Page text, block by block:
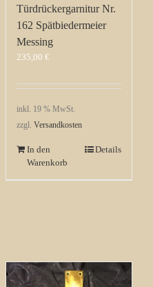
Türdrückergarnitur Nr.
162 Spätbiedermeier
Messing
235,00 €
inkl. 19 % MwSt.
zzgl. Versandkosten
In den
Warenkorb
Details